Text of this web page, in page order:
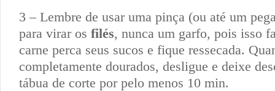
3 – Lembre de usar uma pinça (ou até um
para virar os filés, nunca um garfo, pois isso
carne perca seus sucos e fique ressecada.
completamente dourados, desligue e deixe
tábua de corte por pelo menos 10 min.